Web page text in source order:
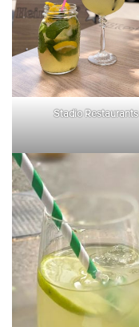
Stadio Restaurants